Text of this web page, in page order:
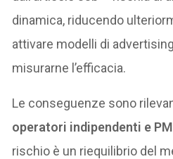
dinamica, riducendo
attivare modelli di
misurarne l’efficacia.
Le conseguenze sono
operatori indipendenti e
rischio è un riequilibrio del